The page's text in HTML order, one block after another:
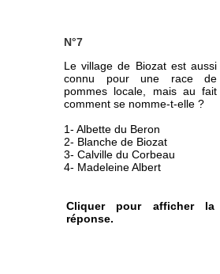
N°7
Le village de Biozat est aussi
connu pour une race de
pommes locale, mais au fait
comment se nomme-t-elle ?
1- Albette du Beron
2- Blanche de Biozat
3- Calville du Corbeau
4- Madeleine Albert
Cliquer pour afficher la
réponse.